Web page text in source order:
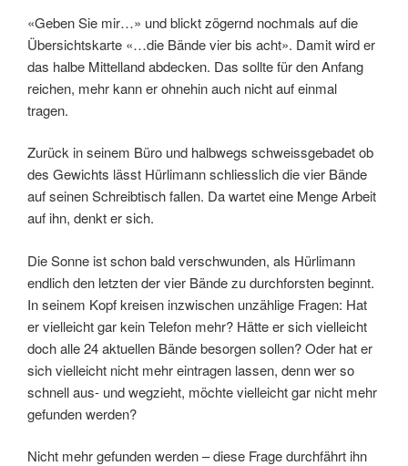
«Geben Sie mir…» und blickt zögernd nochmals auf die
Übersichtskarte «…die Bände vier bis acht». Damit wird er
das halbe Mittelland abdecken. Das sollte für den Anfang
reichen, mehr kann er ohnehin auch nicht auf einmal
tragen.
Zurück in seinem Büro und halbwegs schweissgebadet ob
des Gewichts lässt Hürlimann schliesslich die vier Bände
auf seinen Schreibtisch fallen. Da wartet eine Menge Arbeit
auf ihn, denkt er sich.
Die Sonne ist schon bald verschwunden, als Hürlimann
endlich den letzten der vier Bände zu durchforsten beginnt.
In seinem Kopf kreisen inzwischen unzählige Fragen: Hat
er vielleicht gar kein Telefon mehr? Hätte er sich vielleicht
doch alle 24 aktuellen Bände besorgen sollen? Oder hat er
sich vielleicht nicht mehr eintragen lassen, denn wer so
schnell aus- und wegzieht, möchte vielleicht gar nicht mehr
gefunden werden?
Nicht mehr gefunden werden – diese Frage durchfährt ihn